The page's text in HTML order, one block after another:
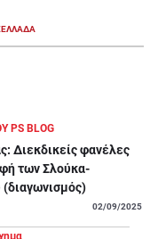
ΕΛΛΑΔΑ
PS BLOG
Διεκδικείς φανέλες
των Σλούκα-
02/09/2025